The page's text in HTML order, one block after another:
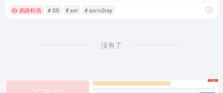
跑路机场 # SS # ssr # ssr/v2ray
没有了